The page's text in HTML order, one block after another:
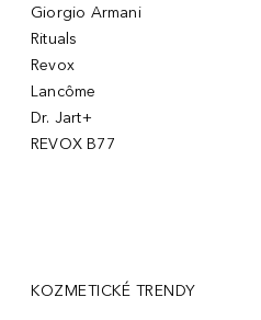
Giorgio Armani
Rituals
Revox
Lancôme
Dr. Jart+
REVOX B77
KOZMETICKÉ TRENDY